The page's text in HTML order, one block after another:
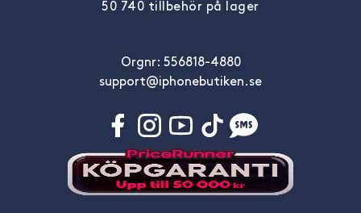
50 740 tillbehör på lager
Orgnr: 556818-4880
support@iphonebutiken.se